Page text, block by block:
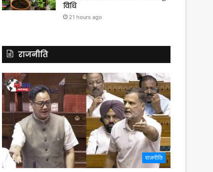
विधि
21 hours ago
राजनीति
राजनीति